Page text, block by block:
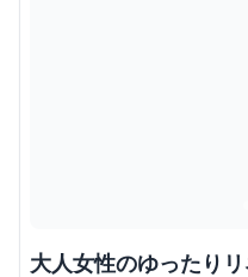
大人女性のゆったり